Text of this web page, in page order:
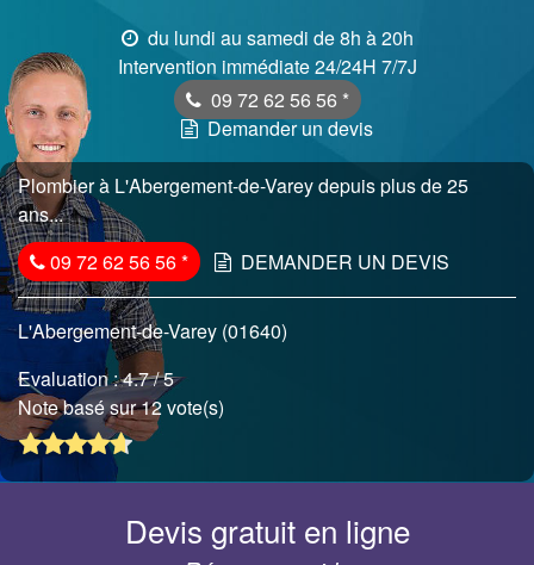
du lundi au samedi de 8h à 20h
Intervention immédiate 24/24H 7/7J
09 72 62 56 56 *
Demander un devis
Plombier à L'Abergement-de-Varey depuis plus de 25
ans...
09 72 62 56 56* DEMANDER UN DEVIS
L'Abergement-de-Varey (01640)
Evaluation :4.7/ 5
Note basé sur 12 vote(s)
Devis gratuit en ligne